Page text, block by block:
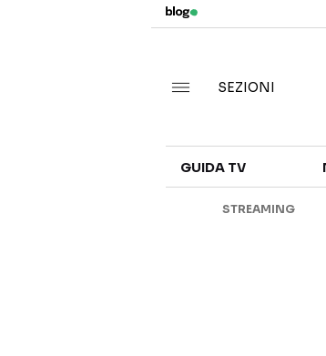
SEZIONI
GUIDA TV
STREAMING